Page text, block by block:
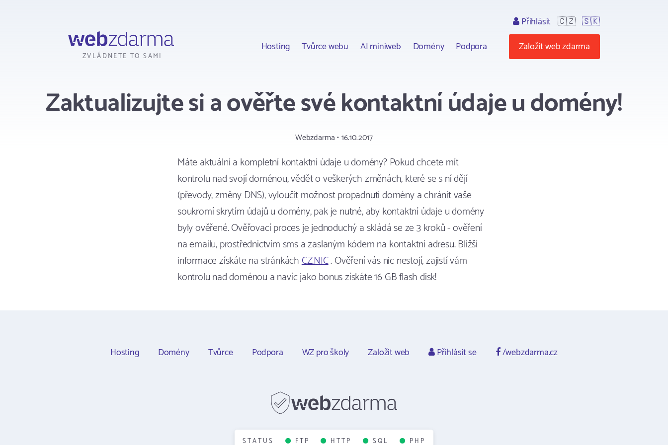
ZVLÁDNETE TO SAMI
Hosting Tvůrce webu AI miniweb Domény Podpora
Přihlásit 🇨🇿 🇸🇰
Založit web zdarma
Zaktualizujte si a ověřte své kontaktní údaje u domény!
Webzdarma • 16.10.2017
Máte aktuální a kompletní kontaktní údaje u domény? Pokud chcete mít
kontrolu nad svojí doménou, vědět o veškerých změnách, které se s ní dějí
(převody, změny DNS), vyloučit možnost propadnutí domény a chránit vaše
soukromí skrytím údajů u domény, pak je nutné, aby kontaktní údaje u domény
byly ověřené. Ověřovací proces je jednoduchý a skládá se ze 3 kroků - ověření
na emailu, prostřednictvím sms a zaslaným kódem na kontaktní adresu. Bližší
informace získáte na stránkáchCZ.NIC. Ověření vás nic nestojí, zajistí vám
kontrolu nad doménou a navíc jako bonus získáte 16 GB flash disk!
Hosting Domény Tvůrce Podpora WZ pro školy Založit web Přihlásit se /webzdarma.cz
STATUS FTP HTTP SQL PHP